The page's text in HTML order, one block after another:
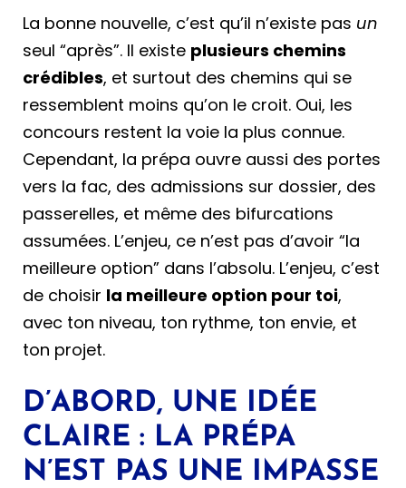
La bonne nouvelle, c’est qu’il n’existe pas un
seul “après”. Il existe plusieurs chemins
crédibles, et surtout des chemins qui se
ressemblent moins qu’on le croit. Oui, les
concours restent la voie la plus connue.
Cependant, la prépa ouvre aussi des portes
vers la fac, des admissions sur dossier, des
passerelles, et même des bifurcations
assumées. L’enjeu, ce n’est pas d’avoir “la
meilleure option” dans l’absolu. L’enjeu, c’est
de choisir la meilleure option pour toi,
avec ton niveau, ton rythme, ton envie, et
ton projet.
D’ABORD, UNE IDÉE
CLAIRE : LA PRÉPA
N’EST PAS UNE IMPASSE